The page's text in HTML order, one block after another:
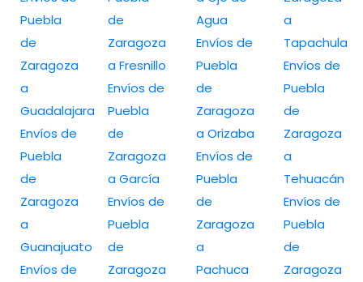
Puebla
de
Zaragoza
a
Guadalajara
Envíos de
Puebla
de
Zaragoza
a
Guanajuato
Envíos de
de
Zaragoza
a Fresnillo
Envíos de
Puebla
de
Zaragoza
a García
Envíos de
Puebla
de
Zaragoza
Agua
Envíos de
Puebla
de
Zaragoza
a Orizaba
Envíos de
Puebla
de
Zaragoza
a
Pachuca
a
Tapachula
Envíos de
Puebla
de
Zaragoza
a
Tehuacán
Envíos de
Puebla
de
Zaragoza